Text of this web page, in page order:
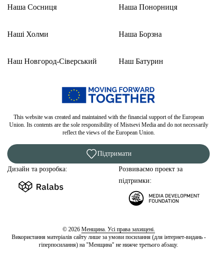
Наша Сосниця
Наші Холми
Наш Новгород-Сіверський
Наша Понорниця
Наша Борзна
Наш Батурин
This website was created and maintained with the financial support of the European
Union. Its contents are the sole responsibility of Mistsevi Media and do not necessarily
reflect the views of the European Union.
Підтримати
Дизайн та розробка:
Розвиваємо проект за
підтримки:
© 2026 Менщина. Усі права захищені.
Використання матеріалів сайту лише за умови посилання (для інтернет-видань -
гіперпосилання) на "Менщина" не нижче третього абзацу.